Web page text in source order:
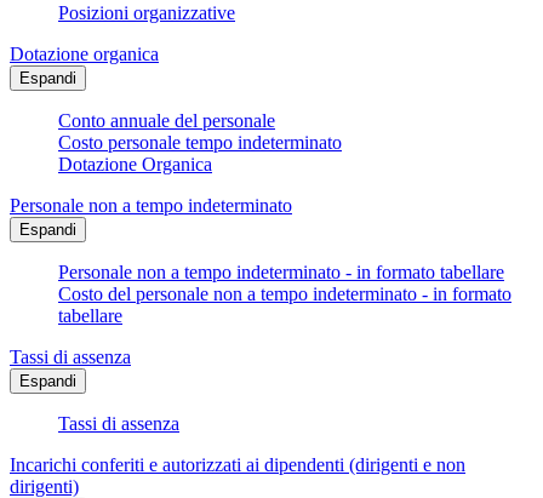
Posizioni organizzative
Dotazione organica
Espandi
Conto annuale del personale
Costo personale tempo indeterminato
Dotazione Organica
Personale non a tempo indeterminato
Espandi
Personale non a tempo indeterminato - in formato tabellare
Costo del personale non a tempo indeterminato - in formato
tabellare
Tassi di assenza
Espandi
Tassi di assenza
Incarichi conferiti e autorizzati ai dipendenti (dirigenti e non
dirigenti)